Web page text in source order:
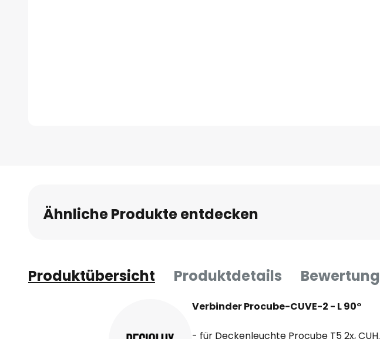
springen
Ähnliche Produkte entdecken
Produktübersicht Produktdetails
Verbinder Procube-CUVE-2 - L 90°
- für Deckenleuchte Procube T5 2x,